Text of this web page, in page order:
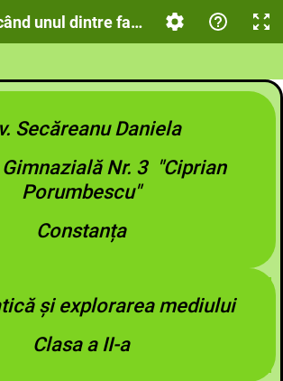
unul dintre factori este 5. Delta
Secăreanu Daniela
Nr. 3 "Ciprian
Porumbescu"
Constanța
și explorarea mediului
Clasa a II-a